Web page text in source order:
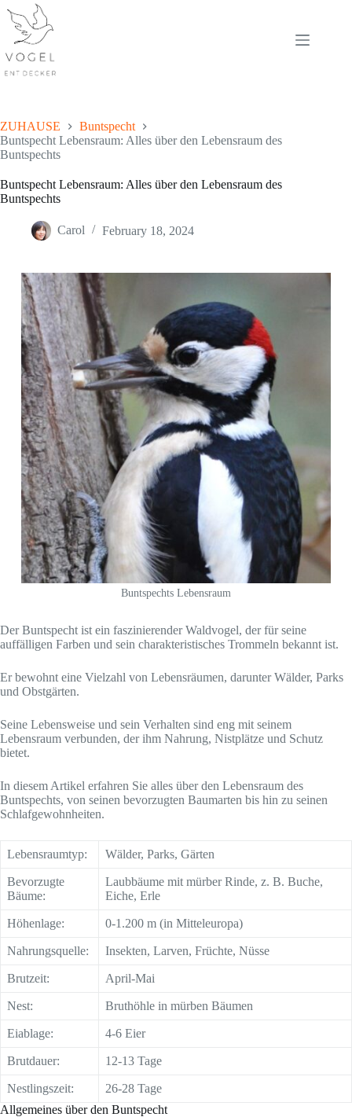
content
ZUHAUSE
Buntspecht
Buntspecht Lebensraum: Alles über den Lebensraum des
Buntspechts
Buntspecht Lebensraum: Alles über den Lebensraum des
Buntspechts
Carol February 18, 2024
Buntspechts Lebensraum
Der Buntspecht ist ein faszinierender Waldvogel, der für seine
auffälligen Farben und sein charakteristisches Trommeln bekannt ist.
Er bewohnt eine Vielzahl von Lebensräumen, darunter Wälder, Parks
und Obstgärten.
Seine Lebensweise und sein Verhalten sind eng mit seinem
Lebensraum verbunden, der ihm Nahrung, Nistplätze und Schutz
bietet.
In diesem Artikel erfahren Sie alles über den Lebensraum des
Buntspechts, von seinen bevorzugten Baumarten bis hin zu seinen
Schlafgewohnheiten.
Lebensraumtyp: Wälder, Parks, Gärten
Bevorzugte
Bäume:
Laubbäume mit mürber Rinde, z. B. Buche,
Eiche, Erle
Höhenlage: 0-1.200 m (in Mitteleuropa)
Nahrungsquelle: Insekten, Larven, Früchte, Nüsse
Brutzeit: April-Mai
Nest: Bruthöhle in mürben Bäumen
Eiablage: 4-6 Eier
Brutdauer: 12-13 Tage
Nestlingszeit:
26-28 Tage
Allgemeines über den Buntspecht